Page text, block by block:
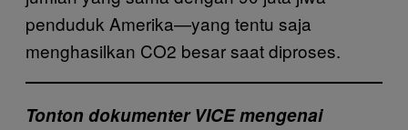
penduduk Amerika—yang tentu saja
menghasilkan CO2 besar saat diproses.
Tonton dokumenter VICE mengenai